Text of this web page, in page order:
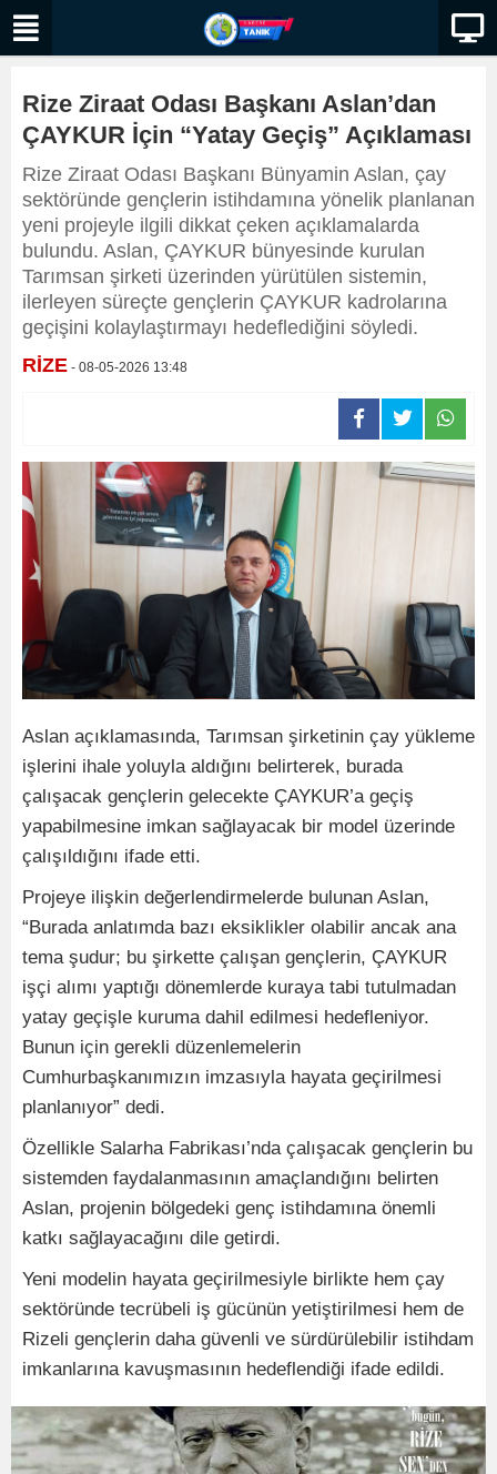
Rize Ziraat Odası Başkanı Aslan’dan
ÇAYKUR İçin “Yatay Geçiş” Açıklaması
Rize Ziraat Odası Başkanı Bünyamin Aslan, çay
sektöründe gençlerin istihdamına yönelik planlanan
yeni projeyle ilgili dikkat çeken açıklamalarda
bulundu. Aslan, ÇAYKUR bünyesinde kurulan
Tarımsan şirketi üzerinden yürütülen sistemin,
ilerleyen süreçte gençlerin ÇAYKUR kadrolarına
geçişini kolaylaştırmayı hedeflediğini söyledi.
RİZE - 08-05-2026 13:48
Aslan açıklamasında, Tarımsan şirketinin çay yükleme
işlerini ihale yoluyla aldığını belirterek, burada
çalışacak gençlerin gelecekte ÇAYKUR’a geçiş
yapabilmesine imkan sağlayacak bir model üzerinde
çalışıldığını ifade etti.
Projeye ilişkin değerlendirmelerde bulunan Aslan,
“Burada anlatımda bazı eksiklikler olabilir ancak ana
tema şudur; bu şirkette çalışan gençlerin, ÇAYKUR
işçi alımı yaptığı dönemlerde kuraya tabi tutulmadan
yatay geçişle kuruma dahil edilmesi hedefleniyor.
Bunun için gerekli düzenlemelerin
Cumhurbaşkanımızın imzasıyla hayata geçirilmesi
planlanıyor” dedi.
Özellikle Salarha Fabrikası’nda çalışacak gençlerin bu
sistemden faydalanmasının amaçlandığını belirten
Aslan, projenin bölgedeki genç istihdamına önemli
katkı sağlayacağını dile getirdi.
Yeni modelin hayata geçirilmesiyle birlikte hem çay
sektöründe tecrübeli iş gücünün yetiştirilmesi hem de
Rizeli gençlerin daha güvenli ve sürdürülebilir istihdam
imkanlarına kavuşmasının hedeflendiği ifade edildi.